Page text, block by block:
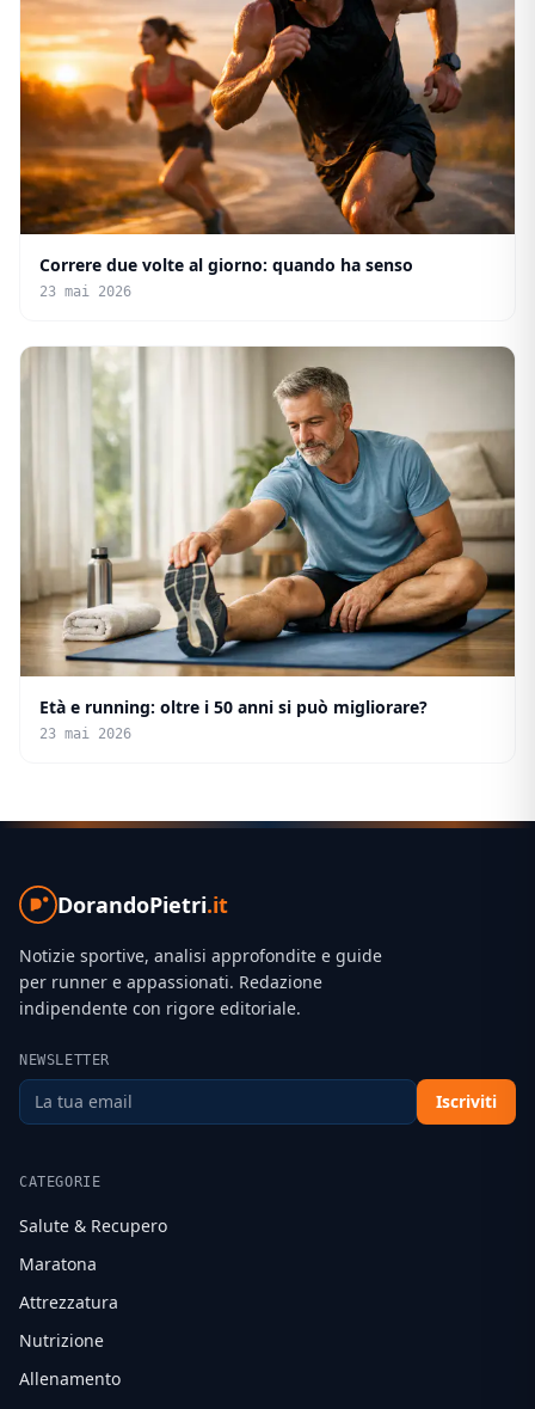
Correre due volte al giorno: quando ha senso
23 mai 2026
Età e running: oltre i 50 anni si può migliorare?
23 mai 2026
DorandoPietri.it
Notizie sportive, analisi approfondite e guide
per runner e appassionati. Redazione
indipendente con rigore editoriale.
NEWSLETTER
Iscriviti
CATEGORIE
Salute & Recupero
Maratona
Attrezzatura
Nutrizione
Allenamento